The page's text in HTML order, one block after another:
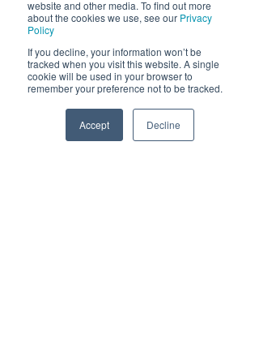
website and other media. To find out more
about the cookies we use, see our Privacy
Policy
If you decline, your information won’t be
tracked when you visit this website. A single
cookie will be used in your browser to
remember your preference not to be tracked.
Accept Decline
Email Facebook